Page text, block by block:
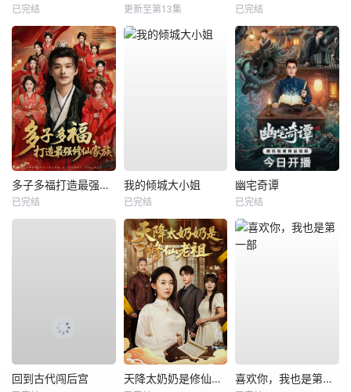
已完结 更新至第13集 已完结
多子多福打造最强修仙家族
已完结
我的倾城大小姐
已完结
幽宅奇谭
已完结
回到古代闯后宫 天降太奶奶是修仙老祖 喜欢你，我也是第一部